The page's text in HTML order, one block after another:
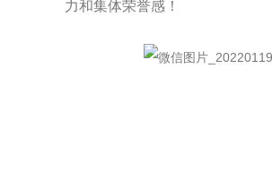
力和集体荣誉感！